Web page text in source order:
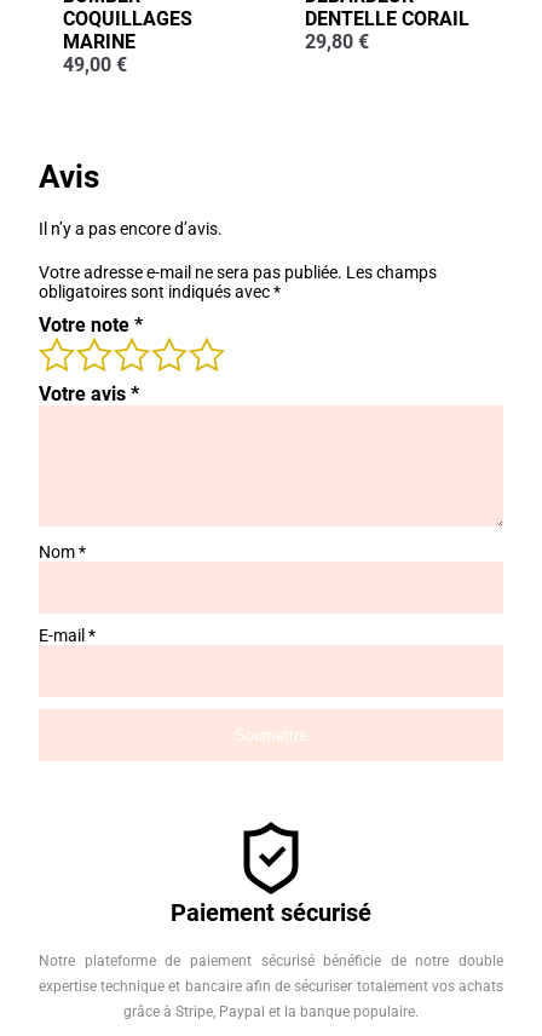
COQUILLAGES
MARINE
49,00 €
DENTELLE CORAIL
29,80 €
Avis
Il n’y a pas encore d’avis.
Votre adresse e-mail ne sera pas publiée. Les champs
obligatoires sont indiqués avec*
Votre note *
Votre avis *
Nom*
E-mail *
Paiement sécurisé
Notre plateforme de paiement sécurisé bénéficie de notre double
expertise technique et bancaire afin de sécuriser totalement vos achats
grâce à Stripe, Paypal et la banque populaire.